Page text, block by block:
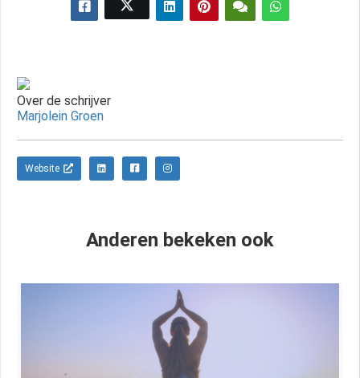
Over de schrijver
Marjolein Groen
Website
Anderen bekeken ook